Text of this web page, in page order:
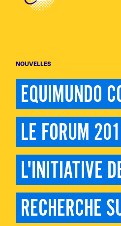
NOUVELLES
EQUIMUNDO
LE FORUM
L'INITIATIVE
RECHERCHE